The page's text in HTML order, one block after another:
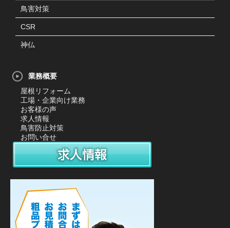
鳥害対策
CSR
神仏
業務概要
屋根リフォーム
工場・企業向け業務
お客様の声
求人情報
鳥害防止対策
お問い合せ